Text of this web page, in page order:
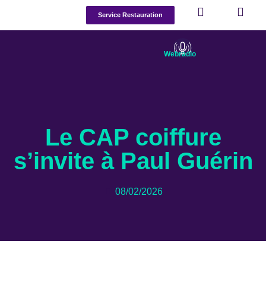
Service Restauration
Webradio
Le CAP coiffure
s’invite à Paul Guérin
08/02/2026